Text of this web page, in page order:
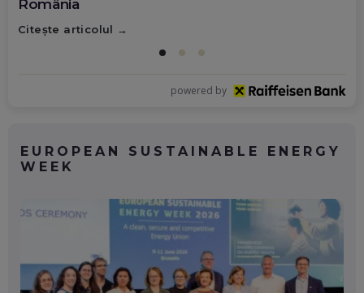
România
Citește articolul
powered by
EUROPEAN SUSTAINABLE ENERGY
WEEK